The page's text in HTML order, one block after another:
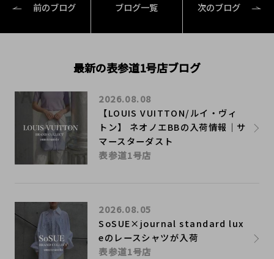
前のブログ ブログ一覧 次のブログ
最新の表参道1号店ブログ
【LOUIS VUITTON/ルイ・ヴィ
トン】 ネオノエBBの入荷情報｜サ
マースターダスト
2026.08.08
表参道1号店
SoSUE×journal standard lux
eのレースシャツが入荷
2026.08.05
表参道1号店